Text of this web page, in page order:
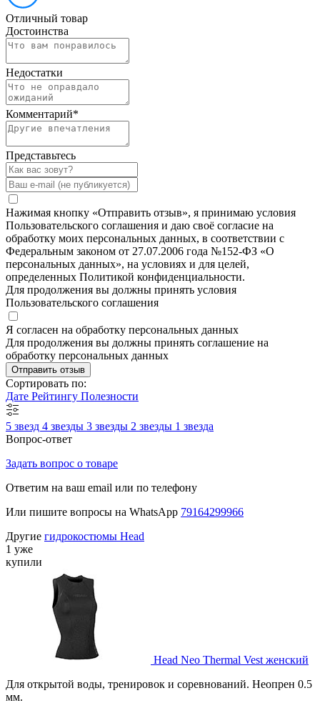
Отличный товар
Достоинства
Недостатки
Комментарий*
Представьтесь
Нажимая кнопку «Отправить отзыв», я принимаю условия
Пользовательского соглашения и даю своё согласие на
обработку моих персональных данных, в соответствии с
Федеральным законом от 27.07.2006 года №152-ФЗ «О
персональных данных», на условиях и для целей,
определенных Политикой конфиденциальности.
Для продолжения вы должны принять условия
Пользовательского соглашения
Я согласен на обработку персональных данных
Для продолжения вы должны принять соглашение на
обработку персональных данных
Отправить отзыв
Сортировать по:
Дате Рейтингу Полезности
5 звезд 4 звезды 3 звезды 2 звезды 1 звезда
Вопрос-ответ
Задать вопрос о товаре
Ответим на ваш email или по телефону
Или пишите вопросы на WhatsApp 79164299966
Другие гидрокостюмы Head
1 уже
купили
Head Neo Thermal Vest женский
Для открытой воды, тренировок и соревнований. Неопрен 0.5
мм.